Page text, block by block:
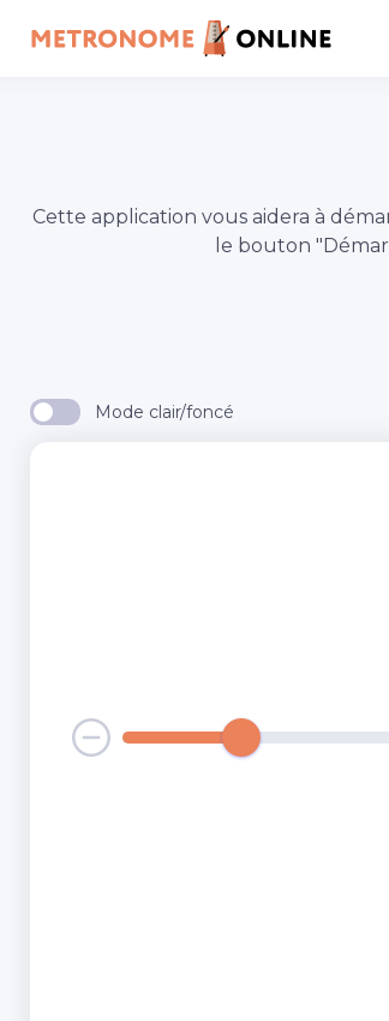
Cette application vous aidera à
le bouton
Mode clair/foncé